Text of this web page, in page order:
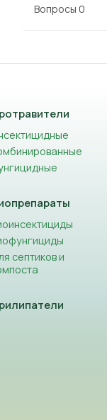
Вопросы 0
септиков и